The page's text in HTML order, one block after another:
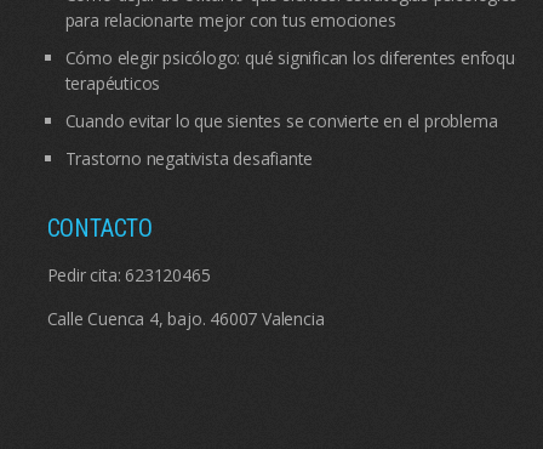
para relacionarte mejor con tus emociones
Cómo elegir psicólogo: qué significan los diferentes enfoques
terapéuticos
Cuando evitar lo que sientes se convierte en el problema
Trastorno negativista desafiante
CONTACTO
Pedir cita: 623120465
Calle Cuenca 4, bajo. 46007 Valencia